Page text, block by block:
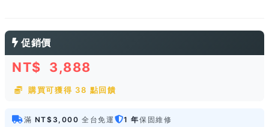
促銷價
NT$ 3,888
購買可獲得 38 點回饋
滿 NT$3,000 全台免運 1 年保固維修